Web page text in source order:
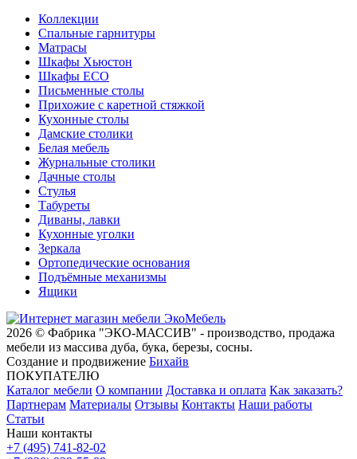
Коллекции
Спальные гарнитуры
Матрасы
Шкафы Хьюстон
Шкафы ECO
Письменные столы
Прихожие с каретной стяжкой
Кухонные столы
Дамские столики
Белая мебель
Журнальные столики
Дачные столы
Стулья
Табуреты
Диваны, лавки
Кухонные уголки
Зеркала
Ортопедические основания
Подъёмные механизмы
Ящики
2026 © Фабрика "ЭКО-МАССИВ" - производство, продажа
мебели из массива дуба, бука, березы, сосны.
Создание и продвижение Бихайв
ПОКУПАТЕЛЮ
Каталог мебели О компании Доставка и оплата Как заказать?
Партнерам Материалы Отзывы Контакты Наши работы
Статьи
Наши контакты
+7 (495) 741-82-02